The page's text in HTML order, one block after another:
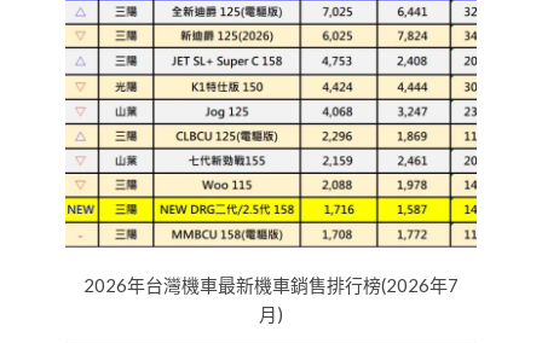
2026年台灣機車最新機車銷售排行榜(2026年7
月)